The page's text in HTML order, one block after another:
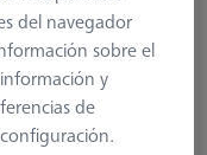
del navegador
sobre el
y
de